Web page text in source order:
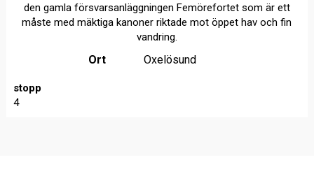
den gamla försvarsanläggningen Femörefortet som är ett
måste med mäktiga kanoner riktade mot öppet hav och fin
vandring.
Ort Oxelösund
stopp
4